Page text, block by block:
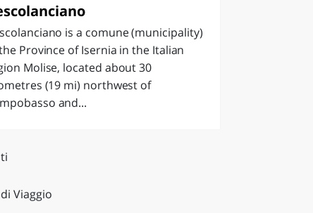
UMBRIA
VALLE D'AOSTA
VENETO
is a comune (municipality)
Province of Isernia in the Italian
Molise, located about 30
(19 mi) northwest of
and...
Viaggio